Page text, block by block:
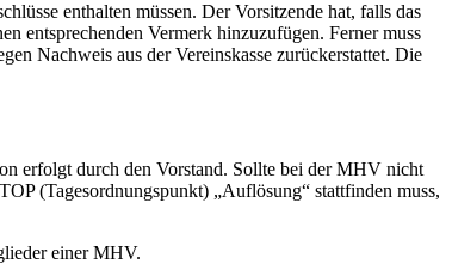
enthalten müssen. Der Vorsitzende hat, falls das
entsprechenden Vermerk hinzuzufügen. Ferner muss
Nachweis aus der Vereinskasse zurückerstattet. Die
erfolgt durch den Vorstand. Sollte bei der MHV nicht
(Tagesordnungspunkt) „Auflösung“ stattfinden muss,
einer MHV.